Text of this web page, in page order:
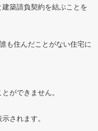
築請負契約を結ぶことを
も住んだことがない住宅に
ができません。
されます。